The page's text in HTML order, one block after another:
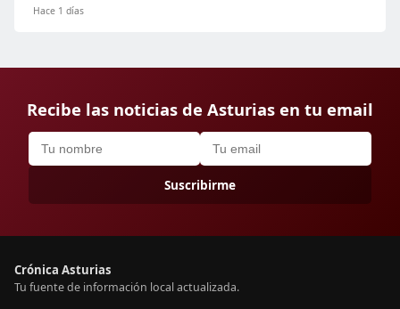
Hace 1 días
Recibe las noticias de Asturias en tu email
Suscribirme
Crónica Asturias
Tu fuente de información local actualizada.